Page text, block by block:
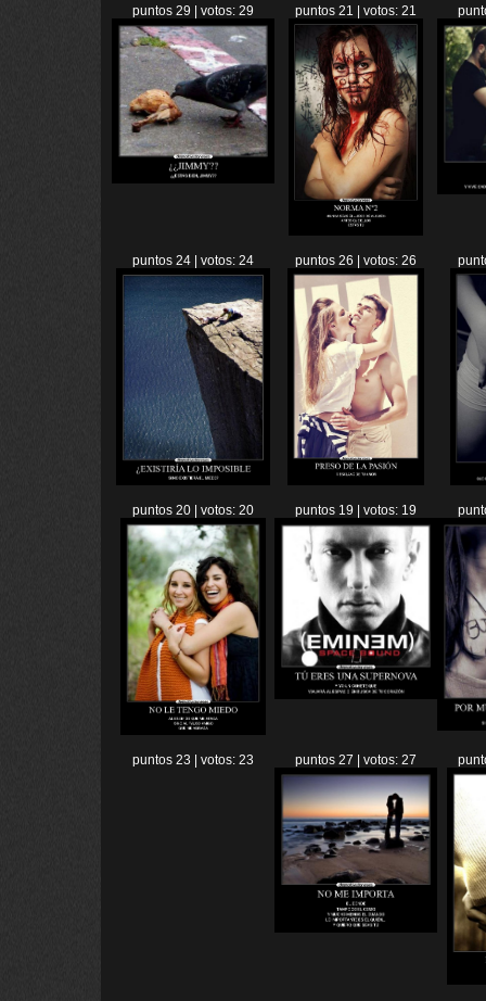
puntos 29 | votos: 29 puntos 21 | votos: 21
puntos 24 | votos: 24 puntos 26 | votos: 26
puntos 20 | votos: 20 puntos 19 | votos: 19
puntos 23 | votos: 23 puntos 27 | votos: 27